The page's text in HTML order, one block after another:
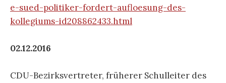
e-sued-politiker-fordert-aufloesung-des-
kollegiums-id208862433.html
02.12.2016
CDU-Bezirksvertreter, früherer Schulleiter des